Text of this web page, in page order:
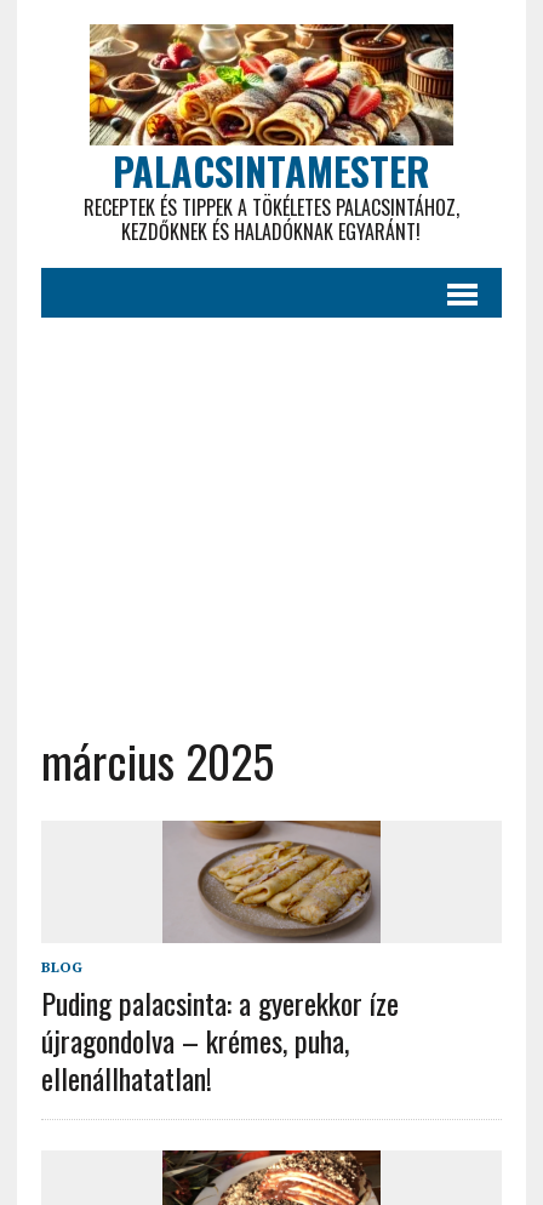
PALACSINTAMESTER
RECEPTEK ÉS TIPPEK A TÖKÉLETES PALACSINTÁHOZ,
KEZDŐKNEK ÉS HALADÓKNAK EGYARÁNT!
március 2025
BLOG
Puding palacsinta: a gyerekkor íze
újragondolva – krémes, puha,
ellenállhatatlan!